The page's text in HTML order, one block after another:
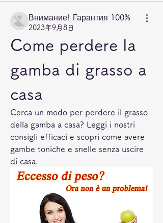
Внимание! Гарантия 100%
2023年9月8日
Come perdere la
gamba di grasso a
casa
Cerca un modo per perdere il grasso
della gamba a casa? Leggi i nostri
consigli efficaci e scopri come avere
gambe toniche e snelle senza uscire
di casa.